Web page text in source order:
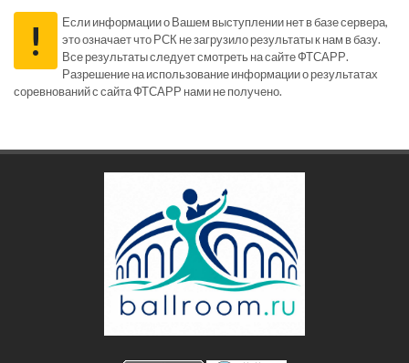
!
Если информации о Вашем выступлении нет в базе сервера,
это означает что РСК не загрузило результаты к нам в базу.
Все результаты следует смотреть на сайте ФТСАРР.
Разрешение на использование информации о результатах
соревнований с сайта ФТСАРР нами не получено.